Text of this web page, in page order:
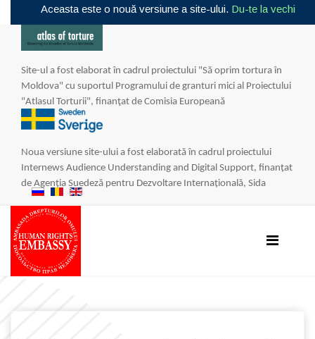
Aceasta este o nouă versiune a site-ului. Du-te la vechi
Site-ul a fost elaborat în cadrul proiectului "Să oprim tortura în
Moldova" cu suportul Programului de granturi mici al Proiectului
"Atlasul Torturii", finanţat de Comisia Europeană
Noua versiune site-ului a fost elaborată în cadrul proiectului
Internews Audience Understanding and Digital Support, finanţat
de Agenția Suedeză pentru Dezvoltare Internațională, Sida